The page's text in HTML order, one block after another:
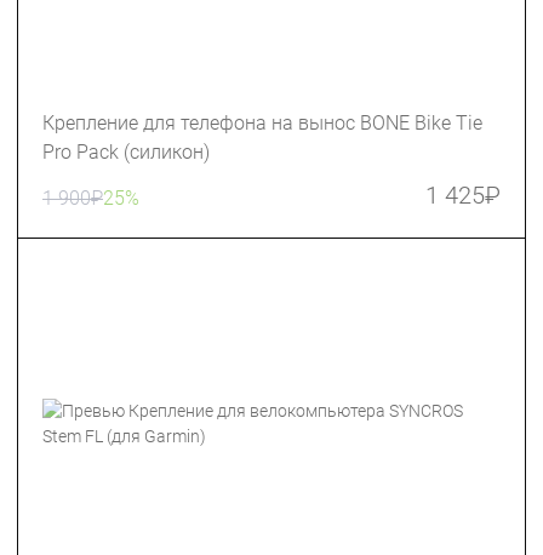
Крепление для телефона на вынос BONE Bike Tie
Pro Pack (силикон)
1 900₽25% 1 425₽